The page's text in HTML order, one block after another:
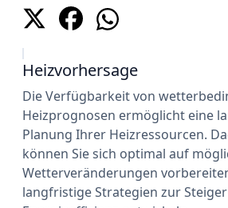
Heizvorhersage
Die Verfügbarkeit von
Heizprognosen ermöglicht eine
Planung Ihrer Heizressourcen.
können Sie sich optimal auf
Wetterveränderungen
langfristige Strategien zur